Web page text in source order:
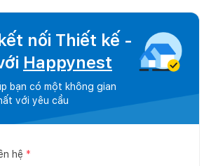
nối Thiết kế -
Happynest
bạn có một không gian
với yêu cầu
hệ *